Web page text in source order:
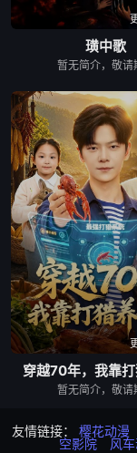
璜中歌
暂无简介，敬请
穿越70年，我靠
暂无简介，敬请
友情链接： 樱花动漫
空影院
风